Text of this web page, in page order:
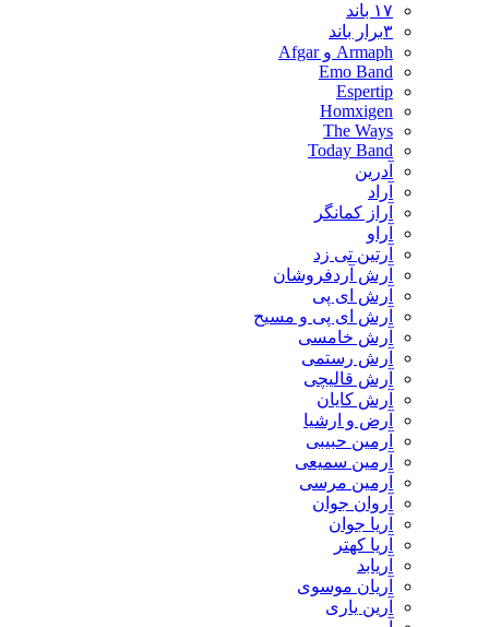
۱۷ باند
۳برار باند
Armaph و Afgar
Emo Band
Espertip
Homxigen
The Ways
Today Band
آدرین
آراد
آراز کمانگر
آراو
آرتین تی زد
آرش آردفروشان
آرش ای پی
آرش ای پی و مسیح
آرش خامسی
آرش رستمی
آرش قالیچی
آرش کایان
​آرض و ارشیا
آرمین حبیبی
آرمین سمیعی
آرمین مرسی
آروان جوان
آریا جوان
آریا کهتر
آریابد
آریان موسوی
آرین یاری